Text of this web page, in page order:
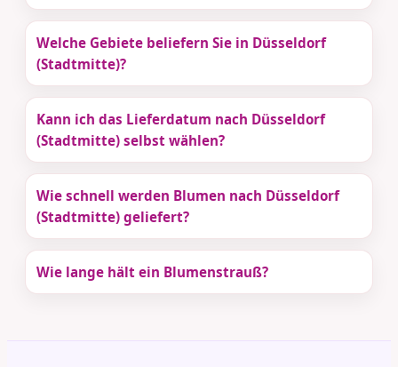
Welche Gebiete beliefern Sie in Düsseldorf
(Stadtmitte)?
Kann ich das Lieferdatum nach Düsseldorf
(Stadtmitte) selbst wählen?
Wie schnell werden Blumen nach Düsseldorf
(Stadtmitte) geliefert?
Wie lange hält ein Blumenstrauß?